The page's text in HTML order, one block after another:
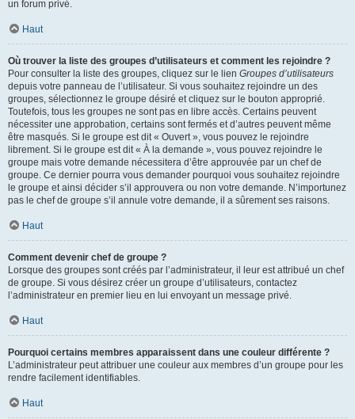
un forum privé.
Haut
Où trouver la liste des groupes d’utilisateurs et comment les rejoindre ?
Pour consulter la liste des groupes, cliquez sur le lien Groupes d’utilisateurs
depuis votre panneau de l’utilisateur. Si vous souhaitez rejoindre un des
groupes, sélectionnez le groupe désiré et cliquez sur le bouton approprié.
Toutefois, tous les groupes ne sont pas en libre accès. Certains peuvent
nécessiter une approbation, certains sont fermés et d’autres peuvent même
être masqués. Si le groupe est dit « Ouvert », vous pouvez le rejoindre
librement. Si le groupe est dit « À la demande », vous pouvez rejoindre le
groupe mais votre demande nécessitera d’être approuvée par un chef de
groupe. Ce dernier pourra vous demander pourquoi vous souhaitez rejoindre
le groupe et ainsi décider s’il approuvera ou non votre demande. N’importunez
pas le chef de groupe s’il annule votre demande, il a sûrement ses raisons.
Haut
Comment devenir chef de groupe ?
Lorsque des groupes sont créés par l’administrateur, il leur est attribué un chef
de groupe. Si vous désirez créer un groupe d’utilisateurs, contactez
l’administrateur en premier lieu en lui envoyant un message privé.
Haut
Pourquoi certains membres apparaissent dans une couleur différente ?
L’administrateur peut attribuer une couleur aux membres d’un groupe pour les
rendre facilement identifiables.
Haut